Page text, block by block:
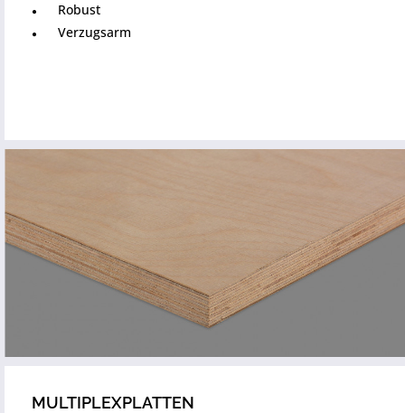
Robust
Verzugsarm
MULTIPLEXPLATTEN